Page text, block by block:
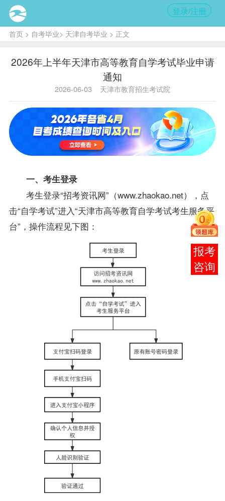
登录/注册
首页> 自考毕业> 天津自考毕业 > 正文
2026年上半年天津市高等教育自学考试毕业申请
通知
2026-06-03 天津市教育招生考试院
一、考生登录
考生登录“招考资讯网”（www.zhaokao.net），点
击“自学考试”进入“天津市高等教育自学考试考生服务平
台”，操作流程见下图：
在线
客服